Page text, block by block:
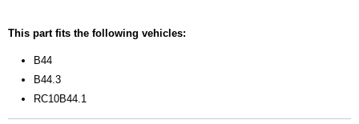
9754
0,20 Kg
This part fits the following vehicles:
B44
B44.3
RC10B44.1